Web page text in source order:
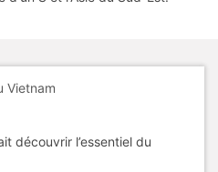
Vietnam
découvrir l’essentiel du